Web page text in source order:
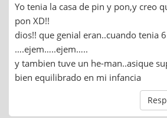
Yo tenia la casa de pin y pon,y creo
pon XD!!
dios!! que genial eran..cuando tenia
….ejem…..ejem…..
y tambien tuve un he-man..asique
bien equilibrado en mi infancia